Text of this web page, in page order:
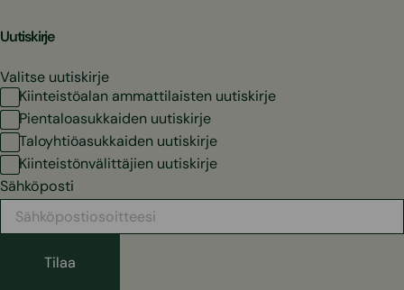
Uutiskirje
Valitse uutiskirje
Kiinteistöalan ammattilaisten uutiskirje
Pientaloasukkaiden uutiskirje
Taloyhtiöasukkaiden uutiskirje
Kiinteistönvälittäjien uutiskirje
Sähköposti